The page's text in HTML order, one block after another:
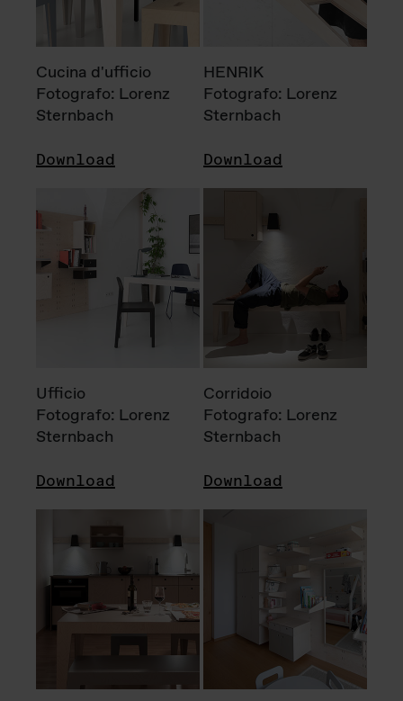
Cucina d'ufficio
Fotografo: Lorenz
Sternbach
Download
HENRIK
Fotografo: Lorenz
Sternbach
Download
Ufficio
Fotografo: Lorenz
Sternbach
Download
Corridoio
Fotografo: Lorenz
Sternbach
Download